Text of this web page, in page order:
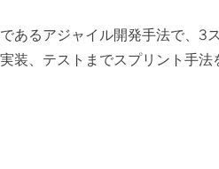
あるアジャイル開発手法で、3
装、テストまでスプリント手